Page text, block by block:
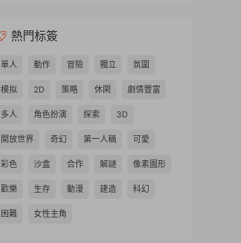
熱門标簽
單人 動作 冒險 獨立 氛圍
模拟 2D 策略 休閑 劇情豐富
多人 角色扮演 探索 3D
開放世界 奇幻 第一人稱 可愛
彩色 沙盒 合作 解謎 像素圖形
歡樂 生存 動漫 建造 科幻
困難 女性主角